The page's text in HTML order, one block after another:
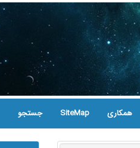
همکاری SiteMap جستجو